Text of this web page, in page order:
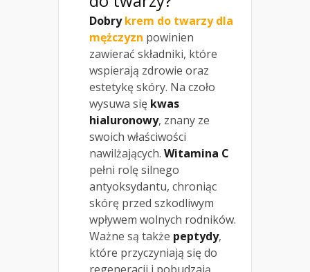
Dobrykrem do twarzy dla
mężczyzn powinien
zawierać składniki, które
wspierają zdrowie oraz
estetykę skóry. Na czoło
wysuwa się kwas
hialuronowy, znany ze
swoich właściwości
nawilżających. Witamina C
pełni rolę silnego
antyoksydantu, chroniąc
skórę przed szkodliwym
wpływem wolnych rodników.
Ważne są także peptydy,
które przyczyniają się do